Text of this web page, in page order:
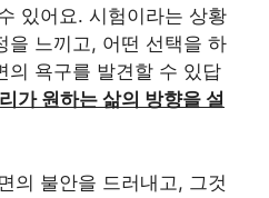
있어요. 시험이라는 상황
을 느끼고, 어떤 선택을 하
의 욕구를 발견할 수 있답
가 원하는 삶의 방향을 설
의 불안을 드러내고, 그것